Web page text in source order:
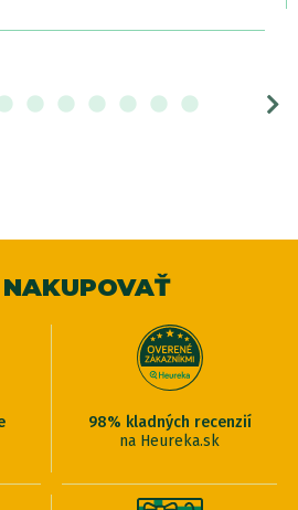
98% kladných recenzií
na Heureka.sk